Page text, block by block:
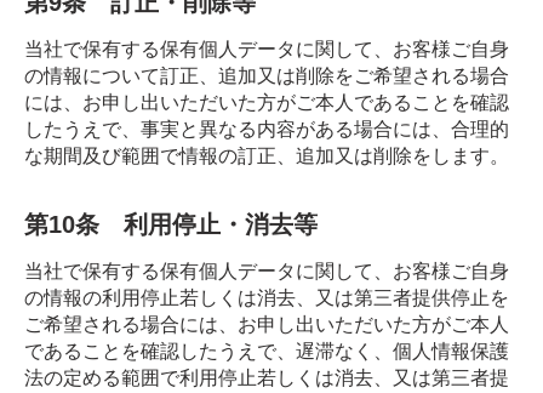
当社で保有する保有個人データに関して、お客様ご自身
の情報について訂正、追加又は削除をご希望される場合
には、お申し出いただいた方がご本人であることを確認
したうえで、事実と異なる内容がある場合には、合理的
な期間及び範囲で情報の訂正、追加又は削除をします。
第10条 利用停止・消去等
当社で保有する保有個人データに関して、お客様ご自身
の情報の利用停止若しくは消去、又は第三者提供停止を
ご希望される場合には、お申し出いただいた方がご本人
であることを確認したうえで、遅滞なく、個人情報保護
法の定める範囲で利用停止若しくは消去、又は第三者提